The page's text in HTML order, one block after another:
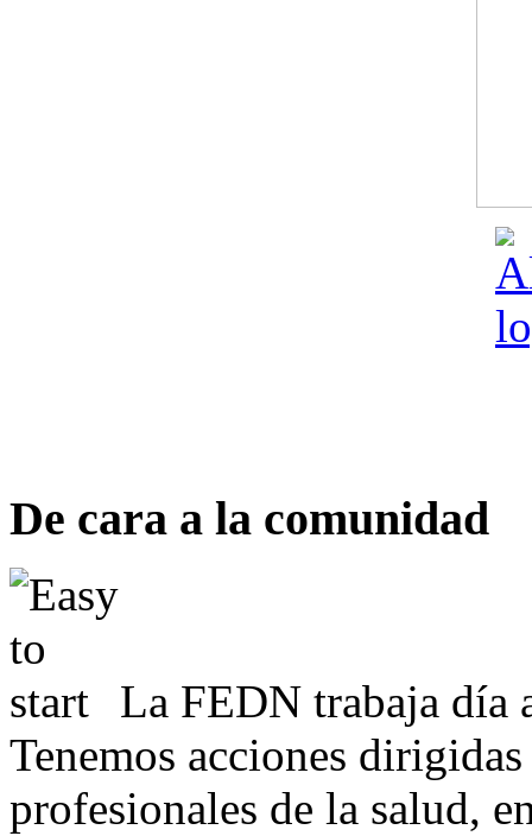
De cara a la comunidad
La FEDN trabaja día
Tenemos acciones
profesionales de la salud,